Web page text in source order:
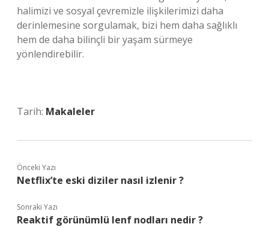
halimizi ve sosyal çevremizle ilişkilerimizi daha
derinlemesine sorgulamak, bizi hem daha sağlıklı
hem de daha bilinçli bir yaşam sürmeye
yönlendirebilir.
Tarih: Makaleler
Önceki Yazı
Netflix’te eski diziler nasıl izlenir ?
Sonraki Yazı
Reaktif görünümlü lenf nodları nedir ?